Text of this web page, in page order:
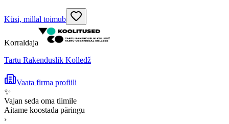
Küsi, millal toimub
Korraldaja
Tartu Rakenduslik Kolledž
Vaata firma profiili
✨
Vajan seda oma tiimile
Aitame koostada päringu
›